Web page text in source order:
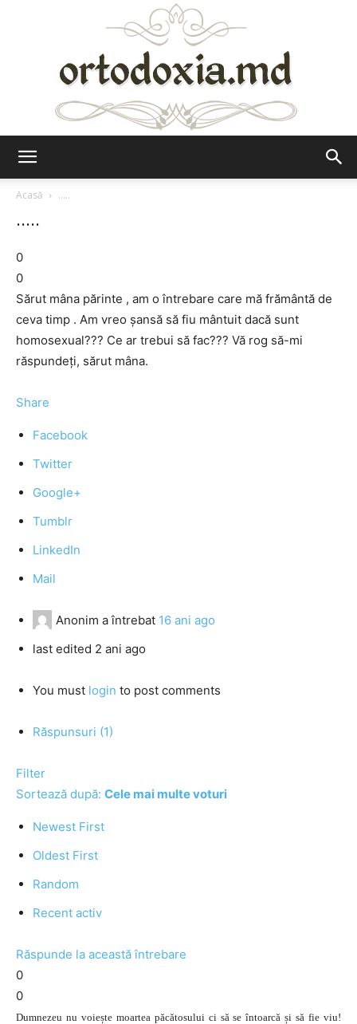
Acasă
.....
.....
0
0
Sărut mâna părinte , am o întrebare care mă frământă de
ceva timp . Am vreo şansă să fiu mântuit dacă sunt
homosexual??? Ce ar trebui să fac??? Vă rog să-mi
răspundeţi, sărut mâna.
Share
Facebook
Twitter
Google+
Tumblr
LinkedIn
Mail
Anonim a întrebat 16 ani ago
last edited 2 ani ago
You must login to post comments
Răspunsuri (1)
Filter
Sortează după: Cele mai multe voturi
Newest First
Oldest First
Random
Recent activ
Răspunde la această întrebare
0
0
Dumnezeu nu voiește moartea păcătosului ci să se întoarcă și să fie viu!